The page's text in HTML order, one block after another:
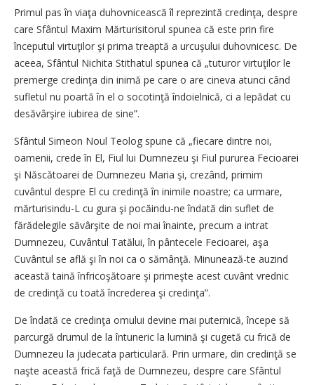
Primul pas în viaţa duhovnicească îl reprezintă credinţa, despre
care Sfântul Maxim Mărturisitorul spunea că este prin fire
începutul virtuţilor şi prima treaptă a urcuşului duhovnicesc. De
aceea, Sfântul Nichita Stithatul spunea că „tuturor virtuţilor le
premerge credinţa din inimă pe care o are cineva atunci când
sufletul nu poartă în el o socotinţă îndoielnică, ci a lepădat cu
de­săvârşire iubirea de sine”.
Sfântul Simeon Noul Teolog spune că „fiecare dintre noi,
oamenii, crede în El, Fiul lui Dumnezeu şi Fiul pururea Fecioarei
şi Născătoarei de Dumnezeu Maria şi, crezând, primim
cuvântul despre El cu credinţă în inimile noastre; ca urmare,
mărturisindu-L cu gura şi pocăindu-ne îndată din suflet de
fărădelegile săvârşite de noi mai înainte, precum a intrat
Dumnezeu, Cuvântul Tatălui, în pântecele Fecioarei, aşa
Cuvântul se află şi în noi ca o sămânţă. Minunează-te auzind
această taină înfricoşătoare şi primeşte acest cuvânt vrednic
de credinţă cu toată încrederea şi credinţa”.
De îndată ce credinţa omului devine mai puternică, începe să
parcurgă drumul de la întuneric la lumină şi cugetă cu frică de
Dumnezeu la judecata particulară. Prin urmare, din credinţă se
naşte această frică faţă de Dumnezeu, despre care Sfântul